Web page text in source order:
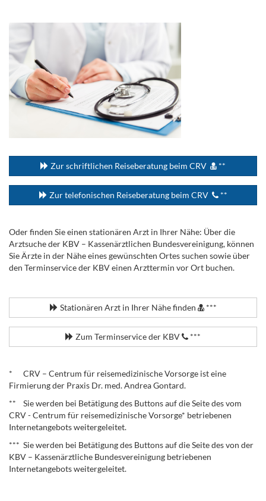
Zur schriftlichen Reiseberatung beim CRV **
Zur telefonischen Reiseberatung beim CRV **
Oder finden Sie einen stationären Arzt in Ihrer Nähe: Über die
Arztsuche der KBV – Kassenärztlichen Bundesvereinigung, können
Sie Ärzte in der Nähe eines gewünschten Ortes suchen sowie über
den Terminservice der KBV einen Arzttermin vor Ort buchen.
Stationären Arzt in Ihrer Nähe finden ***
Zum Terminservice der KBV ***
* CRV – Centrum für reisemedizinische Vorsorge ist eine
Firmierung der Praxis Dr. med. Andrea Gontard.
** Sie werden bei Betätigung des Buttons auf die Seite des vom
CRV - Centrum für reisemedizinische Vorsorge* betriebenen
Internetangebots weitergeleitet.
*** Sie werden bei Betätigung des Buttons auf die Seite des von der
KBV – Kassenärztliche Bundesvereinigung betriebenen
Internetangebots weitergeleitet.